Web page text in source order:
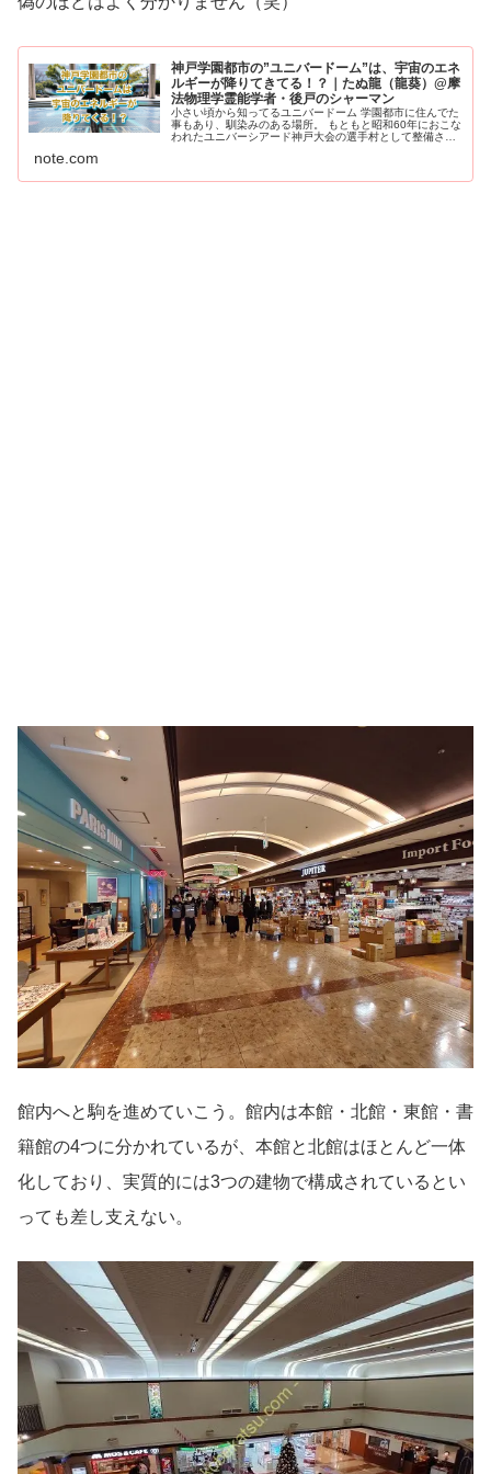
神戸学園都市の”ユニバードーム”は、宇宙のエネ
ルギーが降りてきてる！？｜たぬ龍（龍葵）@摩
法物理学霊能学者・後戸のシャーマン
小さい頃から知ってるユニバードーム 学園都市に住んでた
事もあり、馴染みのある場所。 もともと昭和60年におこな
われたユニバーシアード神戸大会の選手村として整備さ
note.com
館内へと駒を進めていこう。館内は本館・北館・東館・書
籍館の4つに分かれているが、本館と北館はほとんど一体
化しており、実質的には3つの建物で構成されているとい
っても差し支えない。